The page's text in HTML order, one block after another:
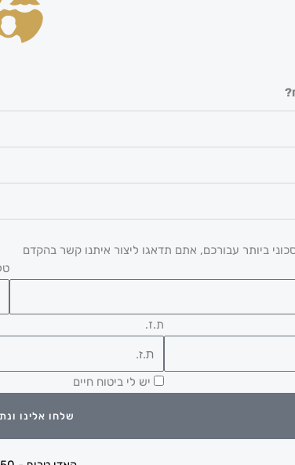
ביותר עבורכם, אתם תדאגו ליצור איתנו קשר בהקדם
ת.ז.
יש לי ביטוח חיים
שלחו אלינו